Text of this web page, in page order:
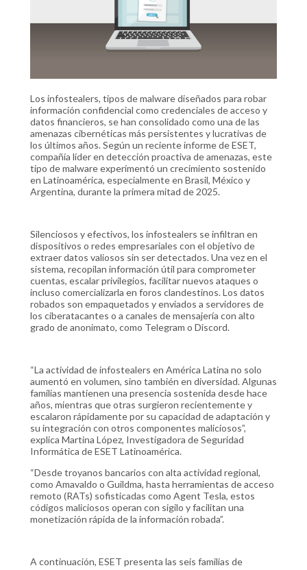
Los infostealers, tipos de malware diseñados para robar
información confidencial como credenciales de acceso y
datos financieros, se han consolidado como una de las
amenazas cibernéticas más persistentes y lucrativas de
los últimos años. Según un reciente informe de ESET,
compañía líder en detección proactiva de amenazas, este
tipo de malware experimentó un crecimiento sostenido
en Latinoamérica, especialmente en Brasil, México y
Argentina, durante la primera mitad de 2025.
Silenciosos y efectivos, los infostealers se infiltran en
dispositivos o redes empresariales con el objetivo de
extraer datos valiosos sin ser detectados. Una vez en el
sistema, recopilan información útil para comprometer
cuentas, escalar privilegios, facilitar nuevos ataques o
incluso comercializarla en foros clandestinos. Los datos
robados son empaquetados y enviados a servidores de
los ciberatacantes o a canales de mensajería con alto
grado de anonimato, como Telegram o Discord.
“La actividad de infostealers en América Latina no solo
aumentó en volumen, sino también en diversidad. Algunas
familias mantienen una presencia sostenida desde hace
años, mientras que otras surgieron recientemente y
escalaron rápidamente por su capacidad de adaptación y
su integración con otros componentes maliciosos”,
explica Martina López, Investigadora de Seguridad
Informática de ESET Latinoamérica.
“Desde troyanos bancarios con alta actividad regional,
como Amavaldo o Guildma, hasta herramientas de acceso
remoto (RATs) sofisticadas como Agent Tesla, estos
códigos maliciosos operan con sigilo y facilitan una
monetización rápida de la información robada”.
A continuación, ESET presenta las seis familias de